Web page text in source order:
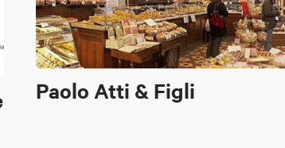
Paolo Atti & Figli